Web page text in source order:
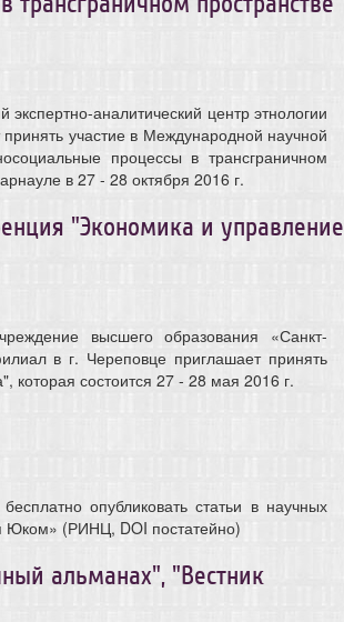
аналитический центр этнологии
участие в Международной научной
процессы в трансграничном
в 27 - 28 октября 2016 г.
"Экономика и управление
высшего образования «Санкт-
в г. Череповце приглашает принять
которая состоится 27 - 28 мая 2016 г.
опубликовать статьи в научных
Юком» (РИНЦ, DOI постатейно)
альманах", "Вестник